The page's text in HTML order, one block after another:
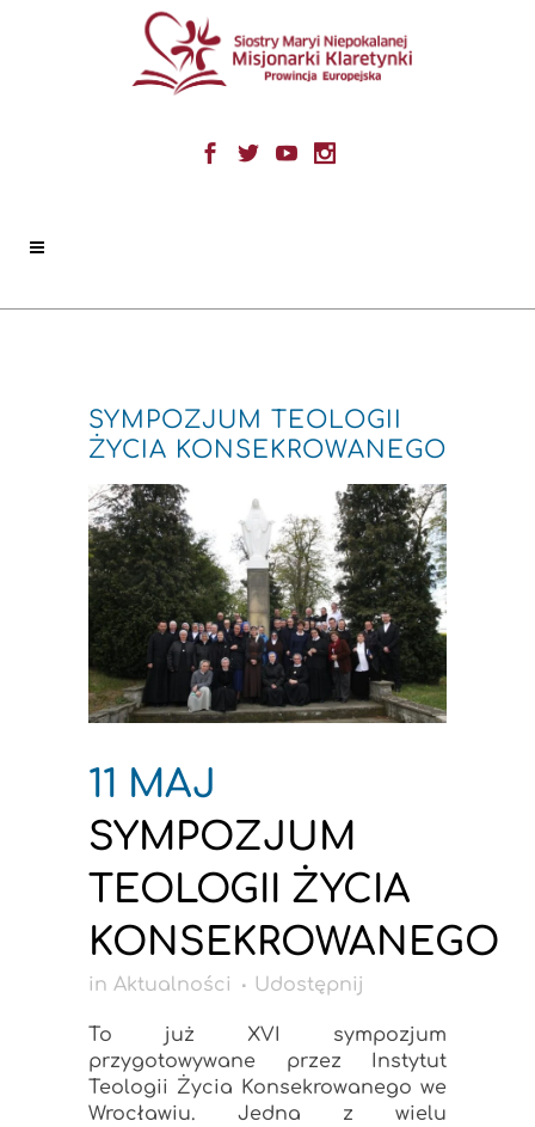
SYMPOZJUM TEOLOGII
ŻYCIA KONSEKROWANEGO
11 MAJ
SYMPOZJUM
TEOLOGII ŻYCIA
KONSEKROWANEGO
in Aktualności Udostępnij
To już XVI sympozjum
przygotowywane przez Instytut
Teologii Życia Konsekrowanego we
Wrocławiu. Jedna z wielu